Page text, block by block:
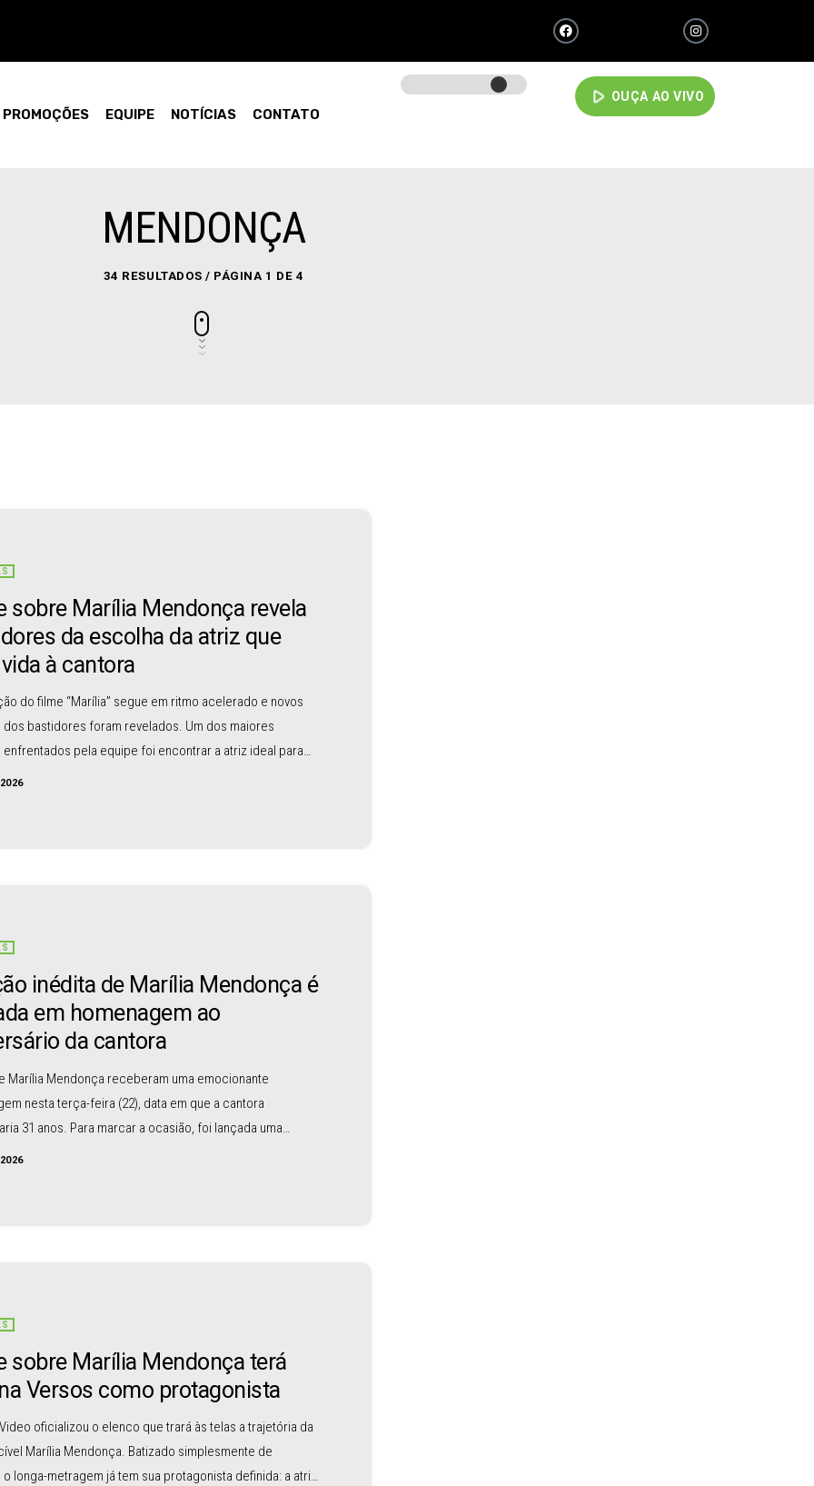
PROMOÇÕES EQUIPE NOTÍCIAS CONTATO
play_arrow OUÇA AO VIVO
MENDONÇA
34 RESULTADOS / PÁGINA 1 DE 4
sobre Marília Mendonça revela
da escolha da atriz que
à cantora
do filme “Marília” segue em ritmo acelerado e novos
dos bastidores foram revelados. Um dos maiores
enfrentados pela equipe foi encontrar a atriz ideal para
Marília Mendonça, um dos maiores ícones da música
inédita de Marília Mendonça é
em homenagem ao
da cantora
Marília Mendonça receberam uma emocionante
nesta terça-feira (22), data em que a cantora
31 anos. Para marcar a ocasião, foi lançada uma
gravada pela artista antes de sua morte, em
sobre Marília Mendonça terá
Versos como protagonista
oficializou o elenco que trará às telas a trajetória da
Marília Mendonça. Batizado simplesmente de
o longa-metragem já tem sua protagonista definida: a atriz